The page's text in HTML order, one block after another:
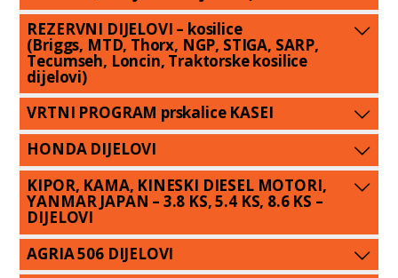
REZERVNI DIJELOVI – kosilice
(Briggs, MTD, Thorx, NGP, STIGA, SARP,
Tecumseh, Loncin, Traktorske kosilice
dijelovi)
VRTNI PROGRAM prskalice KASEI
HONDA DIJELOVI
KIPOR, KAMA, KINESKI DIESEL MOTORI,
YANMAR JAPAN – 3.8 KS, 5.4 KS, 8.6 KS –
DIJELOVI
AGRIA 506 DIJELOVI